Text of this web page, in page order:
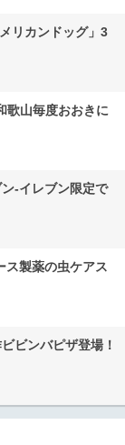
リカンドッグ」3
歌山毎度おおきに
‐イレブン限定で
ス製薬の虫ケアス
ビンバピザ登場！